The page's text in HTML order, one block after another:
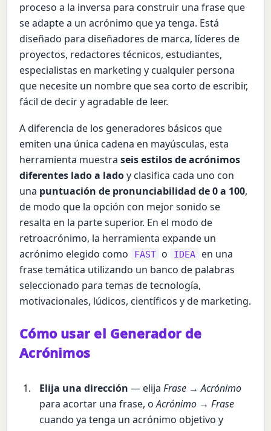
proceso a la inversa para construir una frase que
se adapte a un acrónimo que ya tenga. Está
diseñado para diseñadores de marca, líderes de
proyectos, redactores técnicos, estudiantes,
especialistas en marketing y cualquier persona
que necesite un nombre que sea corto de escribir,
fácil de decir y agradable de leer.
A diferencia de los generadores básicos que
emiten una única cadena en mayúsculas, esta
herramienta muestraseis estilos de acrónimos
diferentes lado a ladoy clasifica cada uno con
una puntuación de pronunciabilidad de 0 a 100,
de modo que la opción con mejor sonido se
resalta en la parte superior. En el modo de
retroacrónimo, la herramienta expande un
acrónimo elegido como
FAST o IDEA
en una
frase temática utilizando un banco de palabras
seleccionado para temas de tecnología,
motivacionales, lúdicos, científicos y de marketing.
Cómo usar el Generador de
Acrónimos
Elija una dirección — elija Frase → Acrónimo
para acortar una frase, oAcrónimo → Frase
cuando ya tenga un acrónimo objetivo y